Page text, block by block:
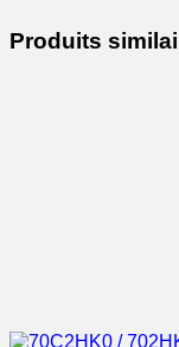
Produits